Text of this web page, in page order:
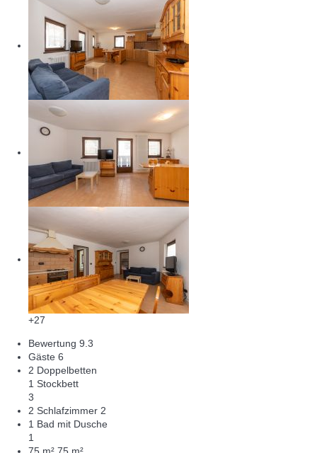
+27
Bewertung 9.3
Gäste 6
2 Doppelbetten
1 Stockbett
3
2 Schlafzimmer 2
1 Bad mit Dusche
1
75 m² 75 m²